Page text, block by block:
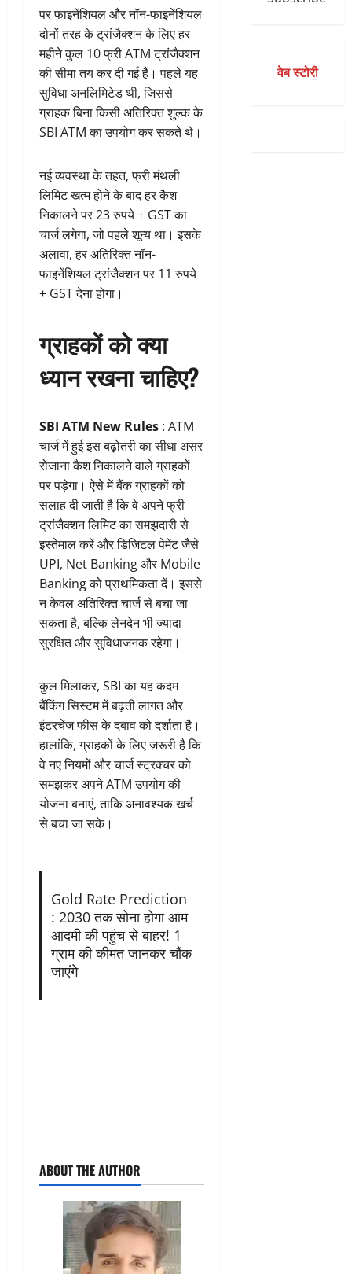
पर फाइनेंशियल और नॉन-फाइनेंशियल
दोनों तरह के ट्रांजैक्शन के लिए हर
महीने कुल 10 फ्री ATM ट्रांजैक्शन
की सीमा तय कर दी गई है। पहले यह
सुविधा अनलिमिटेड थी, जिससे
ग्राहक बिना किसी अतिरिक्त शुल्क के
SBI ATM का उपयोग कर सकते थे।
नई व्यवस्था के तहत, फ्री मंथली
लिमिट खत्म होने के बाद हर कैश
निकालने पर 23 रुपये + GST का
चार्ज लगेगा, जो पहले शून्य था। इसके
अलावा, हर अतिरिक्त नॉन-
फाइनेंशियल ट्रांजैक्शन पर 11 रुपये
+ GST देना होगा।
ग्राहकों को क्या
ध्यान रखना चाहिए?
SBI ATM New Rules : ATM
चार्ज में हुई इस बढ़ोतरी का सीधा असर
रोजाना कैश निकालने वाले ग्राहकों
पर पड़ेगा। ऐसे में बैंक ग्राहकों को
सलाह दी जाती है कि वे अपने फ्री
ट्रांजैक्शन लिमिट का समझदारी से
इस्तेमाल करें और डिजिटल पेमेंट जैसे
UPI, Net Banking और Mobile
Banking को प्राथमिकता दें। इससे
न केवल अतिरिक्त चार्ज से बचा जा
सकता है, बल्कि लेनदेन भी ज्यादा
सुरक्षित और सुविधाजनक रहेगा।
कुल मिलाकर, SBI का यह कदम
बैंकिंग सिस्टम में बढ़ती लागत और
इंटरचेंज फीस के दबाव को दर्शाता है।
हालांकि, ग्राहकों के लिए जरूरी है कि
वे नए नियमों और चार्ज स्ट्रक्चर को
समझकर अपने ATM उपयोग की
योजना बनाएं, ताकि अनावश्यक खर्च
से बचा जा सके।
Gold Rate Prediction
: 2030 तक सोना होगा आम
आदमी की पहुंच से बाहर! 1
ग्राम की कीमत जानकर चौंक
जाएंगे
ABOUT THE AUTHOR
वेब स्टोरी